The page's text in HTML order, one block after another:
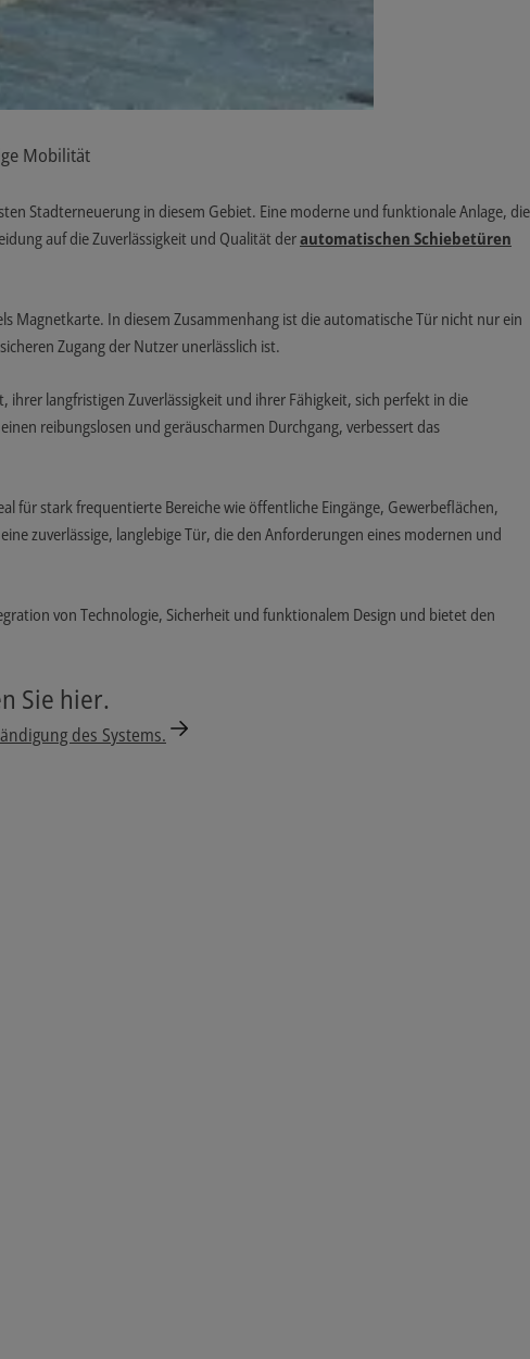
Mobilität
Stadterneuerung in diesem Gebiet. Eine moderne und funktionale Anlage, die
auf die Zuverlässigkeit und Qualität derautomatischen Schiebetüren
Magnetkarte. In diesem Zusammenhang ist die automatische Tür nicht nur ein
Zugang der Nutzer unerlässlich ist.
langfristigen Zuverlässigkeit und ihrer Fähigkeit, sich perfekt in die
reibungslosen und geräuscharmen Durchgang, verbessert das
für stark frequentierte Bereiche wie öffentliche Eingänge, Gewerbeflächen,
zuverlässige, langlebige Tür, die den Anforderungen eines modernen und
von Technologie, Sicherheit und funktionalem Design und bietet den
Sie hier.
des Systems.